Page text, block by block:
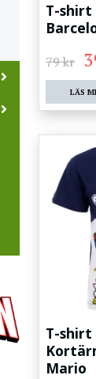
T-shirt
79 kr
LÄS
T-shirt
Mario